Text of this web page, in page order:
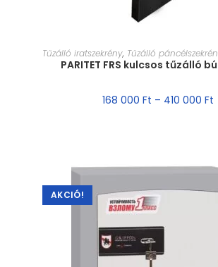
MÉRET VÁLASZTÁSA
Tűzálló iratszekrény, Tűzálló
PARITET FRS kulcsos tűzálló
168 000 Ft – 410 000 Ft
AKCIÓ!